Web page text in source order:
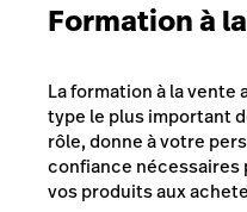
Formation à
La formation à la
type le plus important
rôle, donne à votre
confiance
vos produits aux